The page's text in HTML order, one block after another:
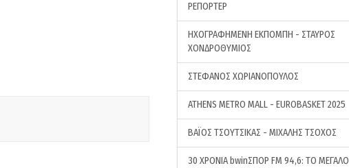
ΡΕΠΟΡΤΕΡ
ΗΧΟΓΡΑΦΗΜΕΝΗ ΕΚΠΟΜΠΗ - ΣΤΑΥΡΟΣ
ΧΟΝΔΡΟΘΥΜΙΟΣ
ΣΤΕΦΑΝΟΣ ΧΩΡΙΑΝΟΠΟΥΛΟΣ
ATHENS METRO MALL - EUROBASKET 2025
ΒΑΪΟΣ ΤΣΟΥΤΣΙΚΑΣ - ΜΙΧΑΛΗΣ ΤΣΟΧΟΣ
30 ΧΡΟΝΙΑ bwinΣΠΟΡ FM 94,6: ΤΟ ΜΕΓΑΛΟ